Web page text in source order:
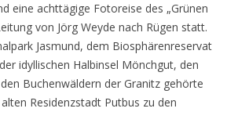
eine achttägige Fotoreise des „Grünen
von Jörg Weyde nach Rügen statt.
Jasmund, dem Biosphärenreservat
idyllischen Halbinsel Mönchgut, den
Buchenwäldern der Granitz gehörte
Residenzstadt Putbus zu den